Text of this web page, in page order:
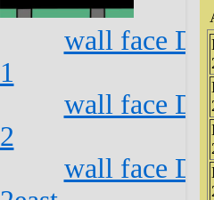
wall face
1
wall face
2
wall face